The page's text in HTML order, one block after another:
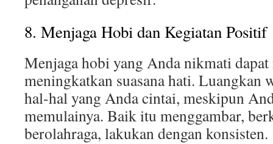
8. Menjaga Hobi dan Kegiatan Positif
Menjaga hobi yang Anda nikmati
meningkatkan suasana hati. Luangkan
hal-hal yang Anda cintai, meskipun
memulainya. Baik itu menggambar,
berolahraga, lakukan dengan konsisten.